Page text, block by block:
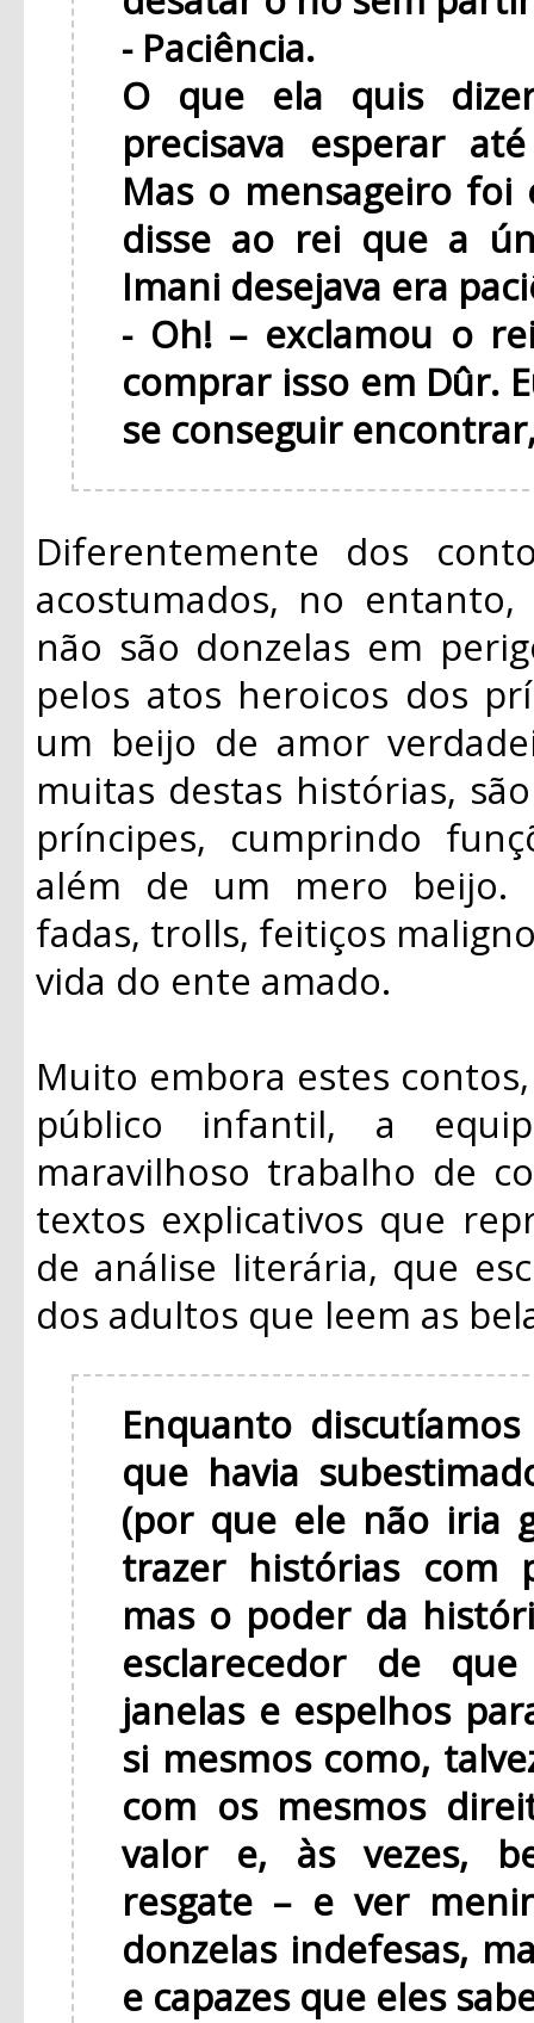
- Paciência.
O que ela quis
precisava esperar
Mas o mensageiro foi
disse ao rei que a
Imani desejava era
- Oh! – exclamou o
comprar isso em Dûr.
se conseguir
Diferentemente dos
acostumados, no
não são donzelas em
pelos atos heroicos dos
um beijo de amor
muitas destas histórias,
príncipes, cumprindo
além de um mero beijo.
fadas, trolls, feitiços
vida do ente amado.
Muito embora estes
público infantil, a
maravilhoso trabalho de
textos explicativos que
de análise literária, que
dos adultos que leem as
Enquanto
que havia
(por que ele não iria
trazer histórias com
mas o poder da
esclarecedor de
janelas e espelhos
si mesmos como,
com os mesmos
valor e, às vezes,
resgate – e ver
donzelas indefesas,
e capazes que eles